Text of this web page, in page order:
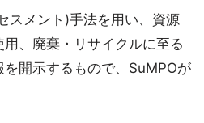
スメント)手法を用い、資源
、廃棄・リサイクルに至る
を開示するもので、SuMPOが